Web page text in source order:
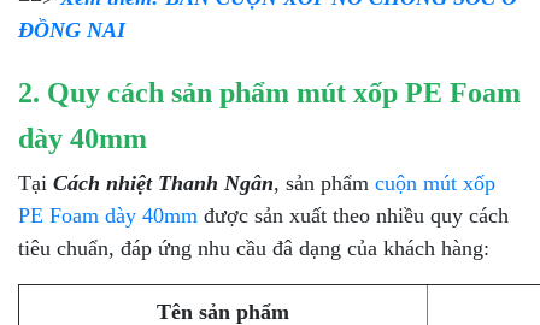
ĐỒNG NAI
2. Quy cách sản phẩm mút xốp PE Foam
dày 40mm
Tại Cách nhiệt Thanh Ngân, sản phẩm cuộn mút xốp
PE Foam dày 40mm được sản xuất theo nhiều quy cách
tiêu chuẩn, đáp ứng nhu cầu đâ dạng của khách hàng:
Tên sản phẩm